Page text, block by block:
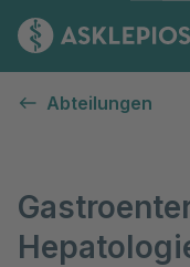
Abteilungen